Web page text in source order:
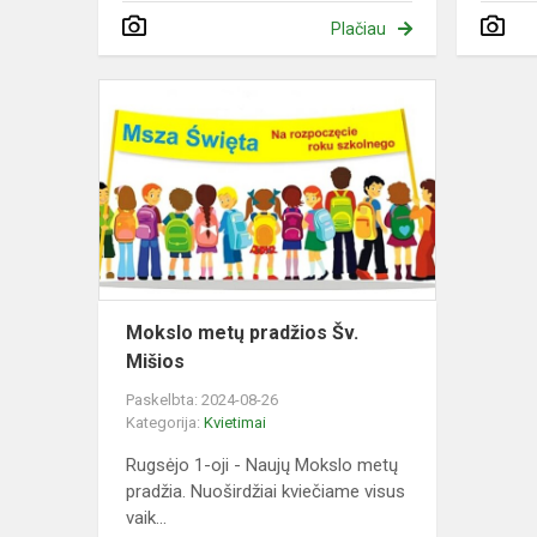
Plačiau
Šv.
Mišios
Mokslo metų pradžios Šv.
Mišios
Paskelbta: 2024-08-26
Kategorija: Kvietimai
Rugsėjo 1-oji - Naujų Mokslo metų
pradžia. Nuoširdžiai kviečiame visus
vaik...